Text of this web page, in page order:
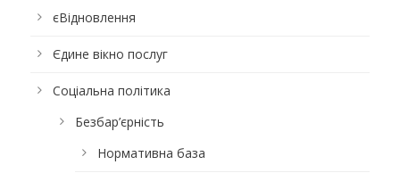
єВідновлення
Єдине вікно послуг
Соціальна політика
Безбар’єрність
Нормативна база